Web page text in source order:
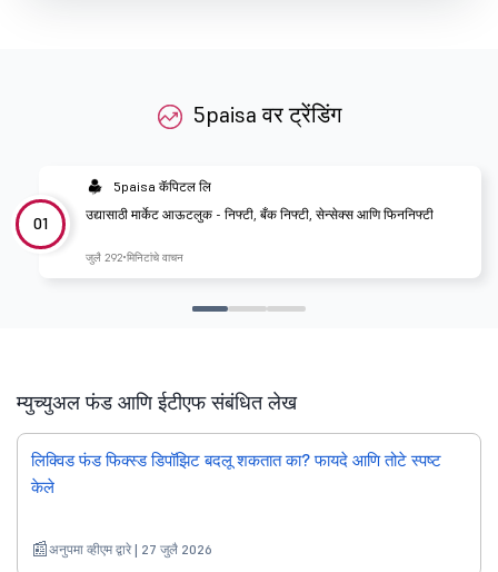
5paisa वर ट्रेंडिंग
01
5paisa कॅपिटल लि
उद्यासाठी मार्केट आऊटलुक - निफ्टी, बँक निफ्टी, सेन्सेक्स आणि फिननिफ्टी
जुलै 292 मिनिटांचे वाचन
म्युच्युअल फंड आणि ईटीएफ संबंधित लेख
लिक्विड फंड फिक्स्ड डिपॉझिट बदलू शकतात का? फायदे आणि तोटे स्पष्ट
केले
अनुपमा व्हीएम द्वारे | 27 जुलै 2026